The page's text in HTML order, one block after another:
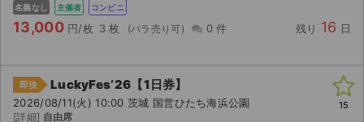
名義なし 主催者 コンビニ
13,000 円/枚 3 枚 0 件 残り 16 日
即決 LuckyFes’26【1日券】
2026/08/11(火) 10:00 茨城 国営ひたち海浜公園
[詳細] 自由席
15